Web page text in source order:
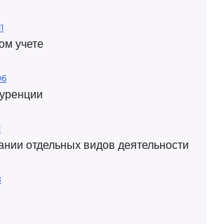
учете
отдельных видов деятельности